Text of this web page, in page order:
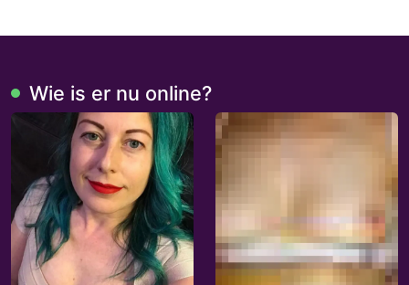
Wie is er nu online?